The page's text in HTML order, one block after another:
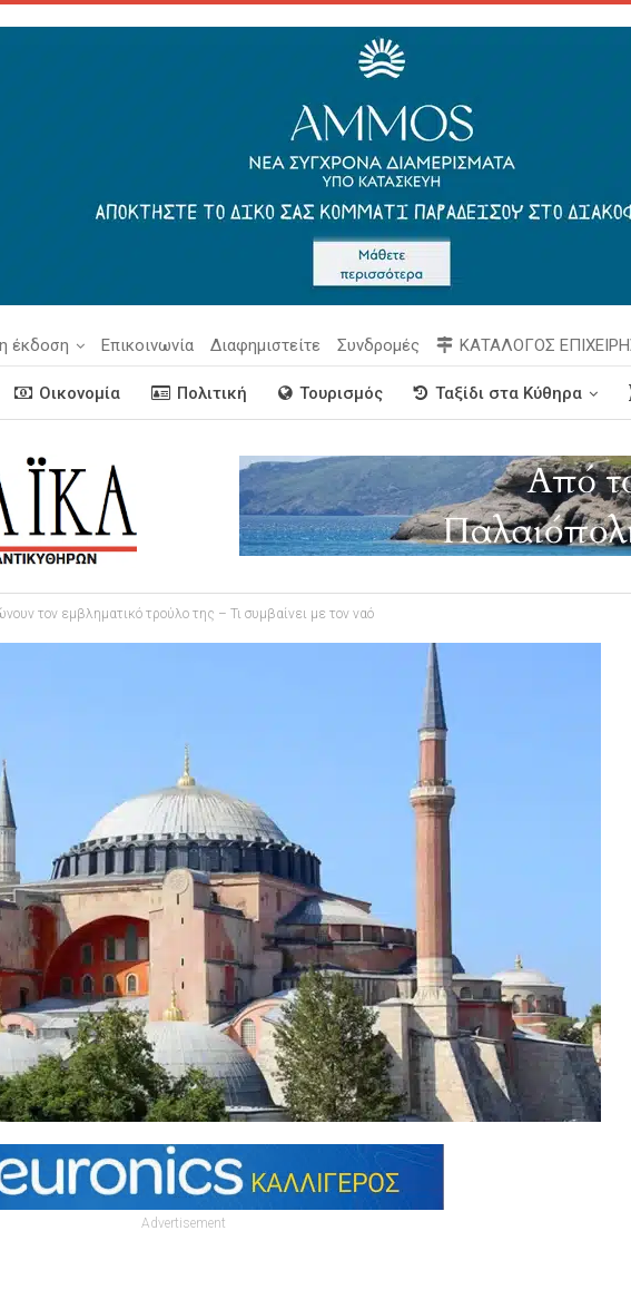
έκδοση Επικοινωνία Διαφημιστείτε Συνδρομές ΚΑΤΑΛΟΓΟΣ
Οικονομία Πολιτική Τουρισμός Ταξίδι στα Κύθηρα
τον εμβληματικό τρούλο της – Τι συμβαίνει με τον ναό
Advertisement